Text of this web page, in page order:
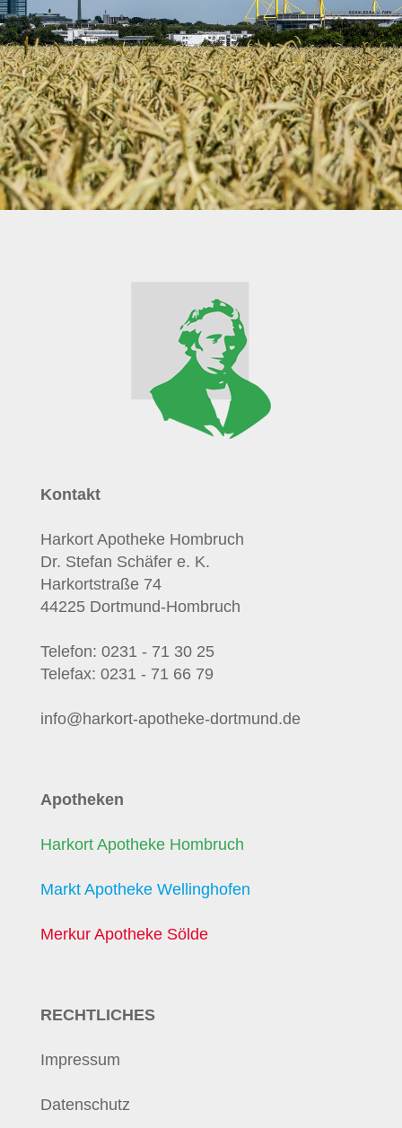
Kontakt
Harkort Apotheke Hombruch
Dr. Stefan Schäfer e. K.
Harkortstraße 74
44225 Dortmund-Hombruch
Telefon: 0231 - 71 30 25
Telefax: 0231 - 71 66 79
info@harkort-apotheke-dortmund.de
Apotheken
Harkort Apotheke Hombruch
Markt Apotheke Wellinghofen
Merkur Apotheke Sölde
RECHTLICHES
Impressum
Datenschutz